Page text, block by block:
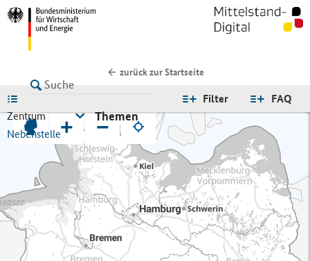
zurück zur Startseite
FAQ
Filter
Zentrum
Nebenstelle
Themen
+ −